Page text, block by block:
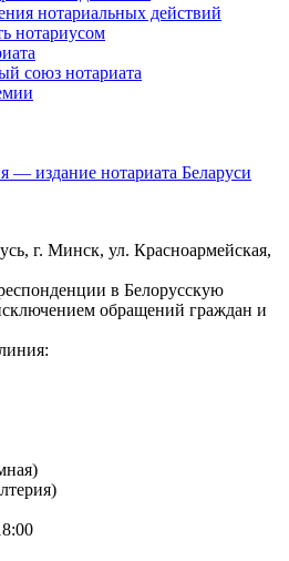
нотариальных действий
нотариусом
союз нотариата
— издание нотариата Беларуси
г. Минск, ул. Красноармейская,
в Белорусскую
обращений граждан и